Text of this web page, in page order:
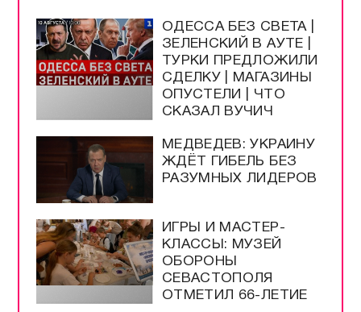
ОДЕССА БЕЗ СВЕТА |
ЗЕЛЕНСКИЙ В АУТЕ |
ТУРКИ ПРЕДЛОЖИЛИ
СДЕЛКУ | МАГАЗИНЫ
ОПУСТЕЛИ | ЧТО
СКАЗАЛ ВУЧИЧ
МЕДВЕДЕВ: УКРАИНУ
ЖДЁТ ГИБЕЛЬ БЕЗ
РАЗУМНЫХ ЛИДЕРОВ
ИГРЫ И МАСТЕР-
КЛАССЫ: МУЗЕЙ
ОБОРОНЫ
СЕВАСТОПОЛЯ
ОТМЕТИЛ 66-ЛЕТИЕ